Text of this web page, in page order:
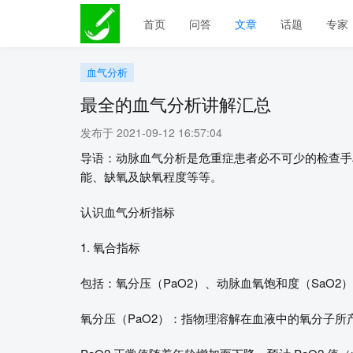
首页 问答 文章 话题 专家
血气分析
最全的血气分析讲解汇总
发布于 2021-09-12 16:57:04
导语：动脉血气分析是危重症患者必不可少的检查
能、缺氧及缺氧程度等等。
认识血气分析指标
1. 氧合指标
包括：氧分压（PaO2）、动脉血氧饱和度（SaO2
氧分压（PaO2）：指物理溶解在血液中的氧分子